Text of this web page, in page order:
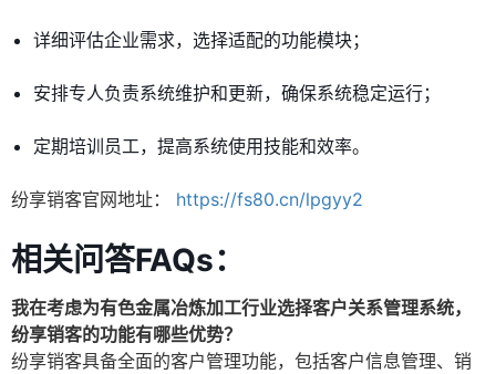
详细评估企业需求，选择适配的功能模块；
安排专人负责系统维护和更新，确保系统稳定运行；
定期培训员工，提高系统使用技能和效率。
纷享销客官网地址： https://fs80.cn/lpgyy2
相关问答FAQs：
我在考虑为有色金属冶炼加工行业选择客户关系管理系统，
纷享销客的功能有哪些优势？
纷享销客具备全面的客户管理功能，包括客户信息管理、销